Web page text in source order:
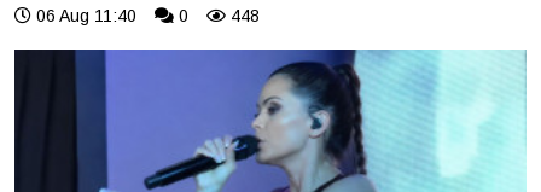
06 Aug 11:40 0 448